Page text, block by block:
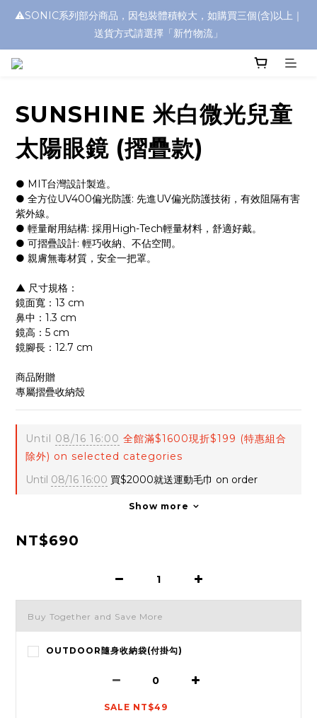
浮水太陽眼鏡🌊 全面升級新上市🎉
⚠️SONIC系列部分商品，因包裝體積較大，如購買三個(含)以上｜
送貨方式請選擇「新竹物流」
SUNSHINE 米白微光兒童
太陽眼鏡 (摺疊款)
● MIT台灣設計製造。
● 全方位UV400偏光防護: 先進UV偏光防護技術，有效阻隔有害
紫外線。
● 輕量耐用結構: 採用High-Tech輕量材料，舒適好戴。
● 可摺疊設計: 輕巧收納、不佔空間。
● 親膚無毒材質，安全一把罩。
▲ 尺寸規格：
鏡面寬：13 cm
鼻中：1.3 cm
鏡高：5 cm
鏡腳長：12.7 cm
商品附贈
專屬摺疊收納殼
Until 08/16 16:00 全館滿$1600現折$199 (特惠組合
除外) on selected categories
Until 08/16 16:00 買$2000就送運動毛巾 on order
Show more
NT$690
Buy Together and Save More
OUTDOOR隨身收納袋(付掛勾)
SALE NT$49